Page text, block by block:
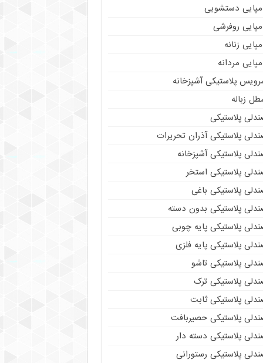
دستشویی
روفرشی
زنانه
مردانه
پلاستیکی آشپزخانه
زباله
پلاستیکی
پلاستیکی آذران تحریرات
پلاستیکی آشپزخانه
پلاستیکی استخر
پلاستیکی باغی
پلاستیکی بدون دسته
پلاستیکی پایه چوبی
پلاستیکی پایه فلزی
پلاستیکی تاشو
پلاستیکی ترک
پلاستیکی ثابت
پلاستیکی حصیربافت
پلاستیکی دسته دار
پلاستیکی رستورانی